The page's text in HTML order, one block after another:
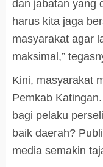
dan jabatan yang
harus kita jaga
masyarakat agar
maksimal,”
Kini, masyarakat
Pemkab
bagi pelaku
baik daerah?
media semakin